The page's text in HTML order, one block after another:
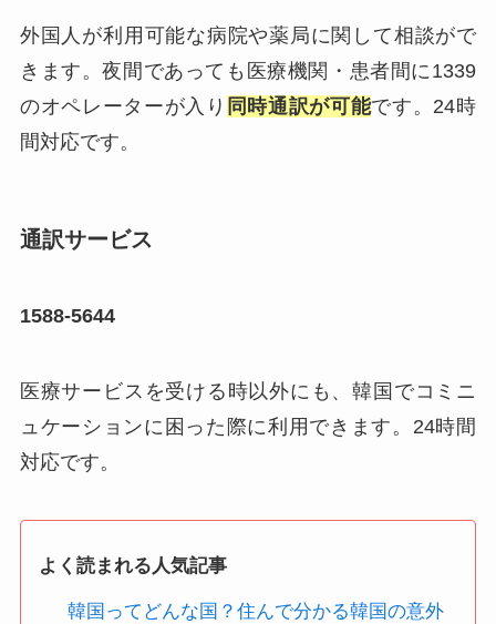
外国人が利用可能な病院や薬局に関して相談がで
きます。夜間であっても医療機関・患者間に1339
のオペレーターが入り 同時通訳が可能です。24時
間対応です。
通訳サービス
1588-5644
医療サービスを受ける時以外にも、韓国でコミニ
ュケーションに困った際に利用できます。24時間
対応です。
よく読まれる人気記事
韓国ってどんな国？住んで分かる韓国の意外